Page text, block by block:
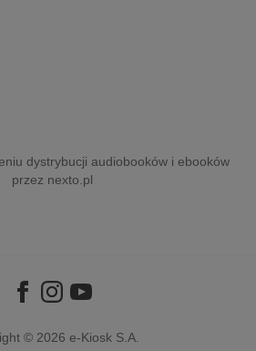
dystrybucji audiobooków i ebooków
przez nexto.pl
© 2026 e-Kiosk S.A.